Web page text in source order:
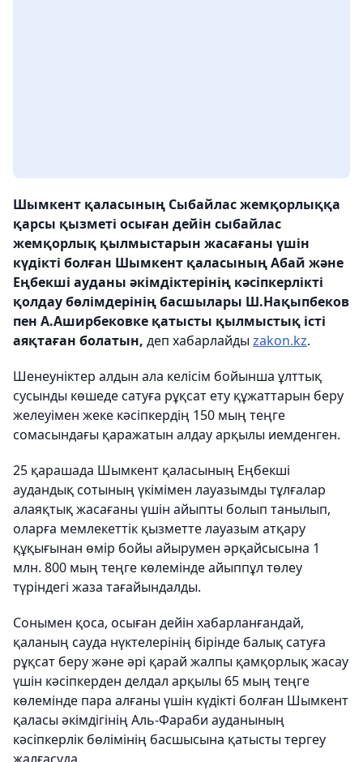
Шымкент қаласының Сыбайлас жемқорлыққа
қарсы қызметі осыған дейін сыбайлас
жемқорлық қылмыстарын жасағаны үшін
күдікті болған Шымкент қаласының Абай және
Еңбекші ауданы әкімдіктерінің кәсіпкерлікті
қолдау бөлімдерінің басшылары Ш.Нақыпбеков
пен А.Аширбековке қатысты қылмыстық істі
аяқтаған болатын, деп хабарлайды zakon.kz.
Шенеуніктер алдын ала келісім бойынша ұлттық
сусынды көшеде сатуға рұқсат ету құжаттарын беру
желеуімен жеке кәсіпкердің 150 мың теңге
сомасындағы қаражатын алдау арқылы иемденген.
25 қарашада Шымкент қаласының Еңбекші
аудандық сотының үкімімен лауазымды тұлғалар
алаяқтық жасағаны үшін айыпты болып танылып,
оларға мемлекеттік қызметте лауазым атқару
құқығынан өмір бойы айырумен әрқайсысына 1
млн. 800 мың теңге көлемінде айыппұл төлеу
түріндегі жаза тағайындалды.
Сонымен қоса, осыған дейін хабарланғандай,
қаланың сауда нүктелерінің бірінде балық сатуға
рұқсат беру және әрі қарай жалпы қамқорлық жасау
үшін кәсіпкерден делдал арқылы 65 мың теңге
көлемінде пара алғаны үшін күдікті болған Шымкент
қаласы әкімдігінің Аль-Фараби ауданының
кәсіпкерлік бөлімінің басшысына қатысты тергеу